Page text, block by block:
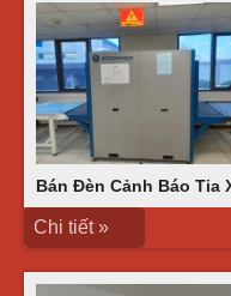
Bán Đèn Cảnh Báo Tia
Chi tiết »